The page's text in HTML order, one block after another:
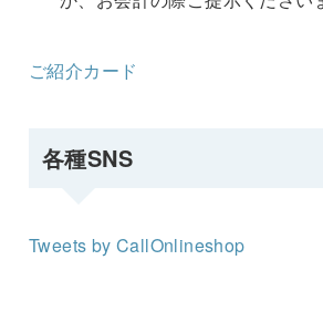
ご紹介カード
各種SNS
Tweets by CallOnlineshop